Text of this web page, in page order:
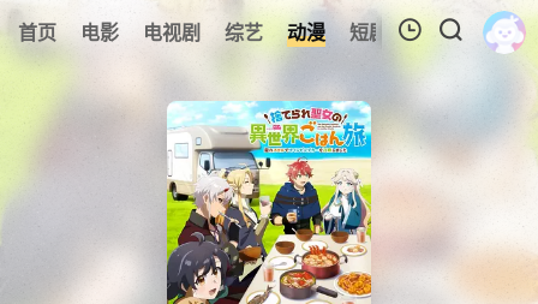
首页 电影 电视剧 综艺 动漫 短剧 今日更新
0
暂无观看影片的记录